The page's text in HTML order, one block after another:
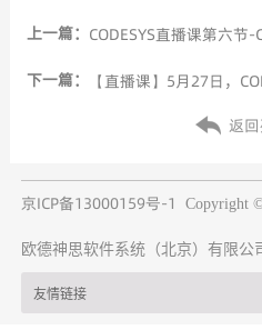
上一篇：
下一篇：
返
京ICP备13000159号-1 Copyright
欧德神思软件系统（北京）有限公